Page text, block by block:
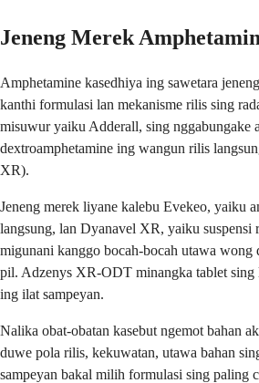
Jeneng Merek
Amphetamine kasedhiya ing sawetara
kanthi formulasi lan mekanisme rilis sing
misuwur yaiku Adderall, sing nggabungake
dextroamphetamine ing wangun rilis
XR).
Jeneng merek liyane kalebu Evekeo, yaiku
langsung, lan Dyanavel XR, yaiku suspensi
migunani kanggo bocah-bocah utawa wong
pil. Adzenys XR-ODT minangka tablet sing
ing ilat sampeyan.
Nalika obat-obatan kasebut ngemot bahan
duwe pola rilis, kekuwatan, utawa bahan
sampeyan bakal milih formulasi sing paling